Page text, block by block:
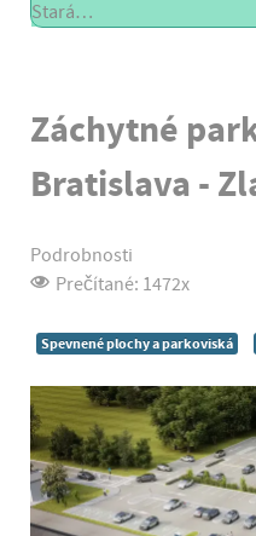
Stará…
Záchytné
Bratislava -
Podrobnosti
Prečítané: 1472x
Spevnené plochy a parkoviská